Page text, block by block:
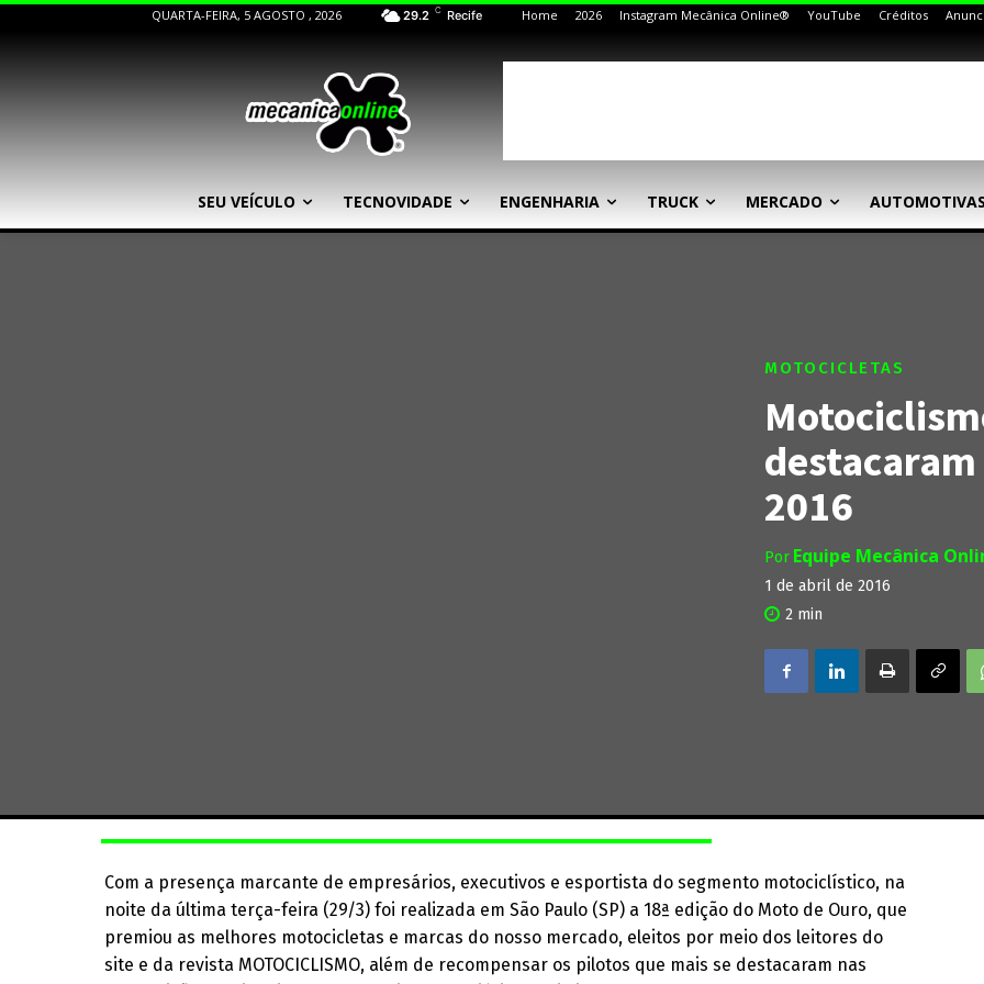
QUARTA-FEIRA, 5 AGOSTO , 2026 29.2 C Recife Home 2026 Instagram Mecânica Online® YouTube Créditos
SEU VEÍCULO TECNOVIDADE ENGENHARIA TRUCK MERCADO
MOTOCICLETAS
2016
Por Equipe Mecânica
1 de abril de 2016
2 min
Com a presença marcante de empresários, executivos e esportista do segmento motociclístico, na
noite da última terça-feira (29/3) foi realizada em São Paulo (SP) a 18ª edição do Moto de Ouro, que
premiou as melhores motocicletas e marcas do nosso mercado, eleitos por meio dos leitores do
site e da revista MOTOCICLISMO, além de recompensar os pilotos que mais se destacaram nas